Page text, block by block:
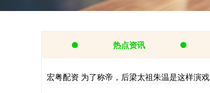
热点资讯
宏粤配资 为了称帝，后梁太祖朱温是这样演戏